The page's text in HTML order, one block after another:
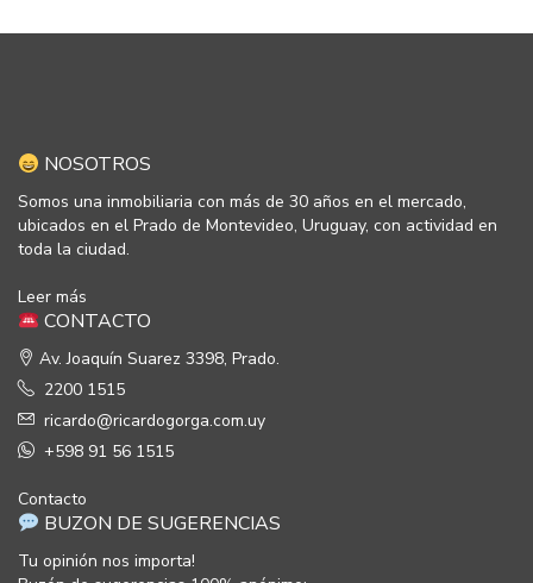
NOSOTROS
Somos una inmobiliaria con más de 30 años en el mercado,
ubicados en el Prado de Montevideo, Uruguay, con actividad en
toda la ciudad.
Leer más
CONTACTO
Av. Joaquín Suarez 3398, Prado.
2200 1515
ricardo@ricardogorga.com.uy
+598 91 56 1515
Contacto
BUZON DE SUGERENCIAS
Tu opinión nos importa!